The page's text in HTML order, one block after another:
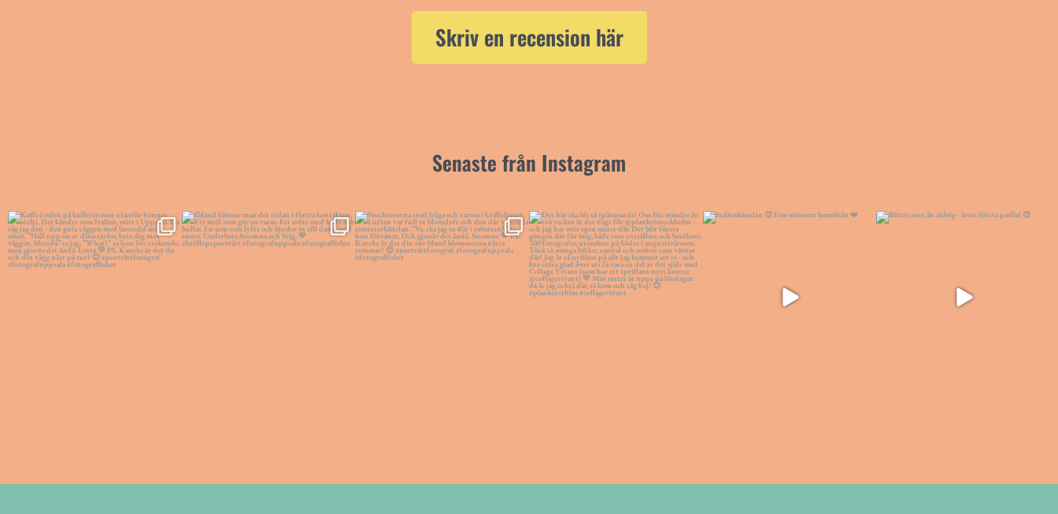
Skriv en recension här
Senaste från Instagram